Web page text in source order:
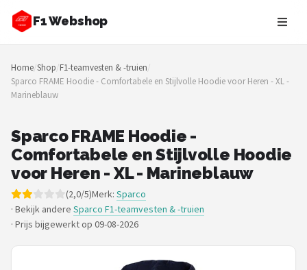
F1 Webshop
Zoeken
NAVIGATIE
Shop
Merken
Blog
Drivers
Teams
Home/Shop/F1-teamvesten & -truien/
Sparco FRAME Hoodie - Comfortabele en Stijlvolle Hoodie voor Heren - XL -
Marineblauw
Sparco FRAME Hoodie -
Comfortabele en Stijlvolle Hoodie
voor Heren - XL - Marineblauw
(2,0/5)Merk: Sparco
· Bekijk andere Sparco F1-teamvesten & -truien
· Prijs bijgewerkt op 09-08-2026